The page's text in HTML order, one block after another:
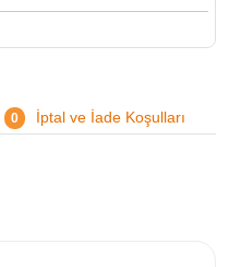
0 İptal ve İade Koşulları